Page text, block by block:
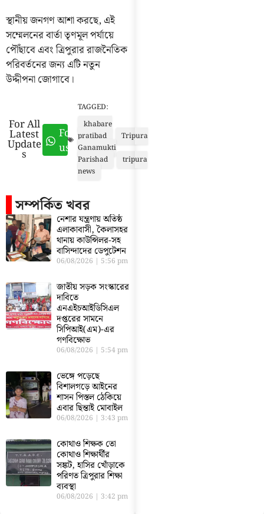
স্থানীয় জনগণ আশা করছে, এই
সম্মেলনের বার্তা তৃণমূল পর্যায়ে
পৌঁছাবে এবং ত্রিপুরার রাজনৈতিক
পরিবর্তনের জন্য এটি নতুন
উদ্দীপনা জোগাবে।
For All
Latest
Update
s
Follow
us
TAGGED:
khabare
pratibad
Tripura
Ganamukti
Parishad
tripura
news
সম্পর্কিত খবর
নেশার যন্ত্রণায় অতিষ্ঠ
এলাকাবাসী, কৈলাসহর
থানায় কাউন্সিলর-সহ
বাসিন্দাদের ডেপুটেশন
06/08/2026 5:56 pm
জাতীয় সড়ক সংস্কারের
দাবিতে
এনএইচআইডিসিএল
দপ্তরের সামনে
সিপিআই(এম)-এর
গণবিক্ষোভ
06/08/2026 5:54 pm
ভেঙ্গে পড়েছে
বিশালগড়ে আইনের
শাসন পিস্তল ঠেকিয়ে
এবার ছিন্তাই মোবাইল
06/08/2026 3:43 pm
কোথাও শিক্ষক তো
কোথাও শিক্ষার্থীর
সঙ্কট, হাসির খোঁড়াকে
পরিণত ত্রিপুরার শিক্ষা
ব্যবস্থা
06/08/2026 3:42 pm